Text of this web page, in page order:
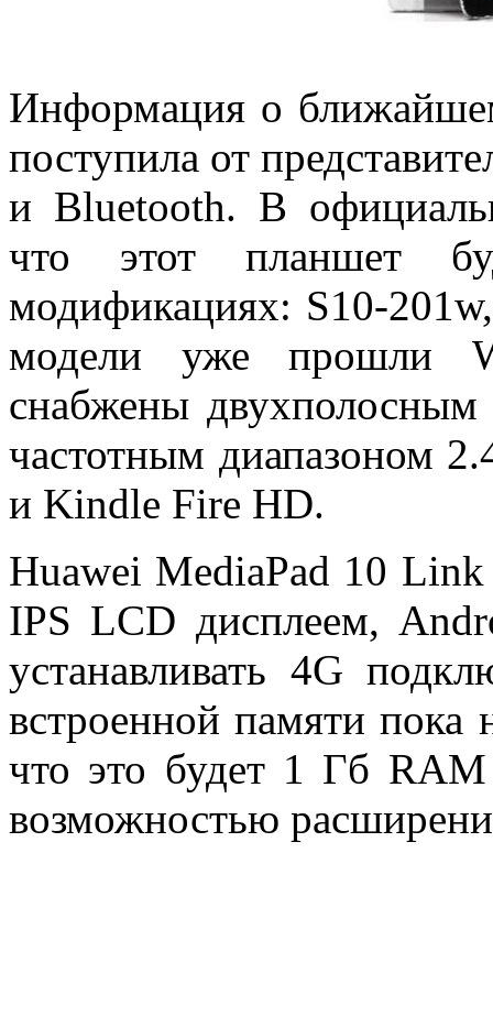
Информация о
поступила от
и Bluetooth. В
что этот планшет
модификациях: S10-
модели уже прошли
снабжены
частотным диапазоном
и Kindle Fire HD.
Huawei MediaPad 10
IPS LCD дисплеем,
устанавливать 4G
встроенной памяти пока
что это будет 1 Гб
возможностью